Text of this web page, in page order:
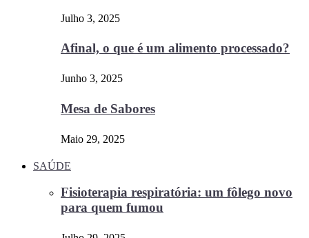
Julho 3, 2025
Afinal, o que é um alimento processado?
Junho 3, 2025
Mesa de Sabores
Maio 29, 2025
SAÚDE
Fisioterapia respiratória: um fôlego novo
para quem fumou